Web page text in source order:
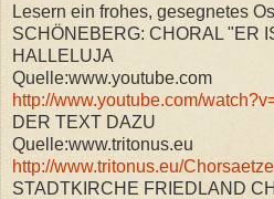
Lesern ein frohes, gesegnetes
SCHÖNEBERG: CHORAL "ER
HALLELUJA
Quelle:www.youtube.com
http://www.youtube.com/
DER TEXT DAZU
Quelle:www.tritonus.eu
http://www.tritonus.eu/
STADTKIRCHE FRIEDLAND